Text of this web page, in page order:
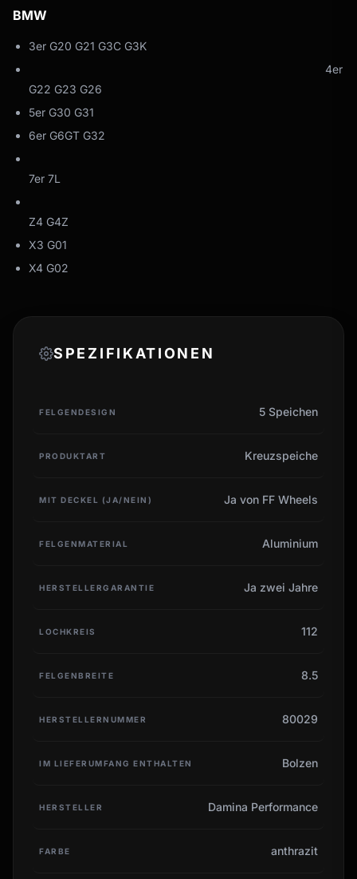
BMW
3er G20 G21 G3C G3K
4er
G22 G23 G26
5er G30 G31
6er G6GT G32
7er 7L
Z4 G4Z
X3 G01
X4 G02
SPEZIFIKATIONEN
FELGENDESIGN 5 Speichen
PRODUKTART Kreuzspeiche
MIT DECKEL (JA/NEIN) Ja von FF Wheels
FELGENMATERIAL Aluminium
HERSTELLERGARANTIE Ja zwei Jahre
LOCHKREIS 112
FELGENBREITE 8.5
HERSTELLERNUMMER 80029
IM LIEFERUMFANG ENTHALTEN Bolzen
HERSTELLER Damina Performance
FARBE anthrazit